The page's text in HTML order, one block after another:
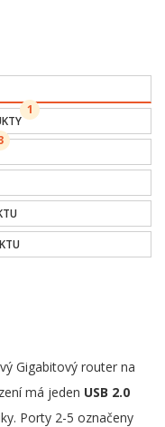
1
Gigabitový router na
má jeden USB 2.0
Porty 2-5 označeny